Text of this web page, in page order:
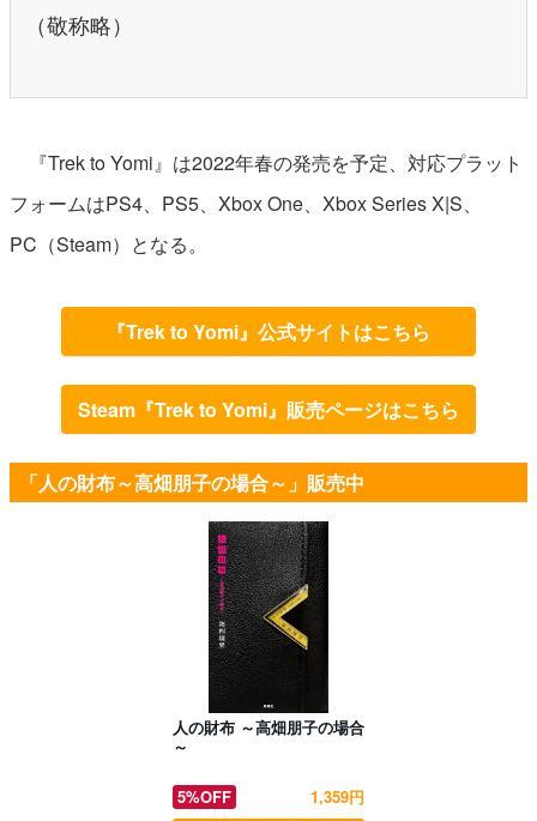
（敬称略）
『Trek to Yomi』は2022年春の発売を予定、対応プラット
フォームはPS4、PS5、Xbox One、Xbox Series X|S、
PC（Steam）となる。
『Trek to Yomi』公式サイトはこちら
Steam『Trek to Yomi』販売ページはこちら
「人の財布～高畑朋子の場合～」販売中
人の財布 ～高畑朋子の場合
～
5%OFF
1,359円